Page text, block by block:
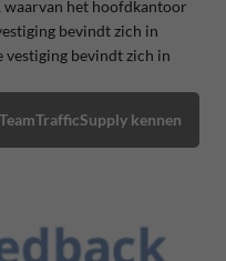
het hoofdkantoor
bevindt zich in
vestiging bevindt zich in
kennen